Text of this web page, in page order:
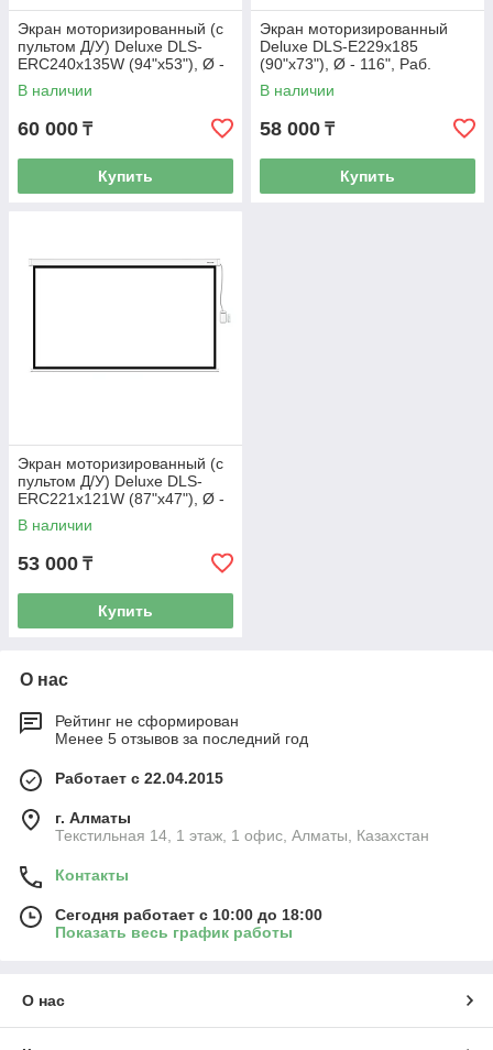
Экран моторизированный (с
пультом Д/У) Deluxe DLS-
ERC240x135W (94"х53"), Ø -
108", 16:9
В наличии
60 000 ₸
Купить
Экран моторизированный
Deluxe DLS-E229х185
(90"х73"), Ø - 116", Раб.
поверхность 221х125 см.,
16:9
В наличии
58 000 ₸
Купить
Экран моторизированный (с
пультом Д/У) Deluxe DLS-
ERC221x121W (87"х47"), Ø -
98", 16:9
В наличии
53 000 ₸
Купить
О нас
Рейтинг не сформирован
Менее 5 отзывов за последний год
Работает с 22.04.2015
г. Алматы
Текстильная 14, 1 этаж, 1 офис, Алматы, Казахстан
Контакты
Сегодня работает с 10:00 до 18:00
Показать весь график работы
О нас